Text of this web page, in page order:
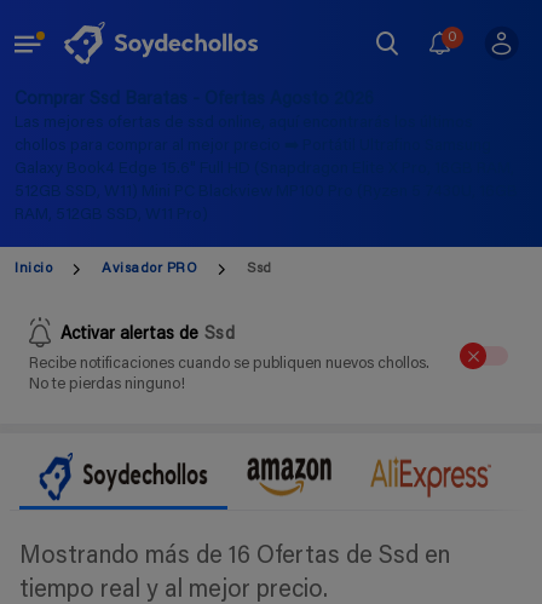
0
Comprar Ssd Baratas - Ofertas Agosto 2026
Las mejores ofertas de ssd online, aquí encontrarás los últimos
chollos para comprar al mejor precio ➡️ Portátil Ultrafino Samsung
Galaxy Book4 Edge 15.6" Full HD (Snapdragon Elite X Pro, 16GB RAM,
512GB SSD, W11) Mini PC Blackview MP100 Pro (Ryzen 5 7430U, 16GB
RAM, 512GB SSD, W11 Pro)
Inicio Avisador PRO Ssd
Activar alertas de Ssd
Recibe notificaciones cuando se publiquen nuevos chollos.
No te pierdas ninguno!
Mostrando más de 16 Ofertas de Ssd en
tiempo real y al mejor precio.